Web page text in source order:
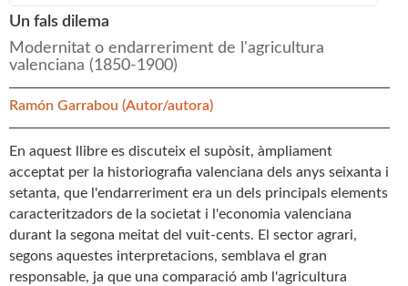
Un fals dilema
Modernitat o endarreriment de l'agricultura
valenciana (1850-1900)
Ramón Garrabou (Autor/autora)
En aquest llibre es discuteix el supòsit, àmpliament
acceptat per la historiografia valenciana dels anys seixanta i
setanta, que l'endarreriment era un dels principals elements
caracteritzadors de la societat i l'economia valenciana
durant la segona meitat del vuit-cents. El sector agrari,
segons aquestes interpretacions, semblava el gran
responsable, ja que una comparació amb l'agricultura